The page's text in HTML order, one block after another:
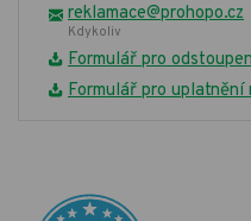
reklamace@prohopo.cz
Kdykoliv
Formulář pro
Formulář pro uplatnění